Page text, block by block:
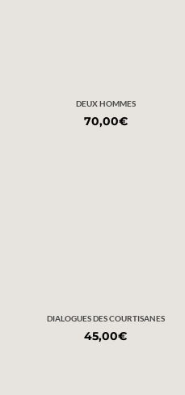
DEUX HOMMES
70,00€
DIALOGUES DES COURTISANES
45,00€